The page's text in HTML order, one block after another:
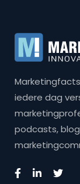
iedere dag
podcasts,